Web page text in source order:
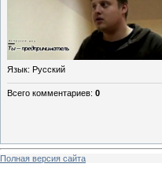
Язык: Русский
Всего комментариев: 0
Полная версия сайта